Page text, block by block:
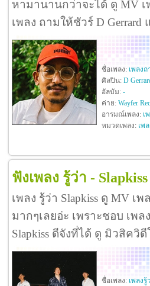
หามานานกว่าจะได้ ดู MV เ
เพลง ถามให้ชัวร์ D Gerrard
ชื่อเพลง: เพลง
ศิลปิน: D
อัลบัม: -
ค่าย: Wayfer
อารมณ์เพลง: เ
หมวดเพลง: เพ
ฟังเพลง รู้ว่า - Slapkiss
เพลง รู้ว่า Slapkiss ดู MV เพ
มากๆเลยอ่ะ เพราะชอบ เพ
Slapkiss ดีจังที่ได้ ดู มิวสิควิ
ชื่อเพลง: เพลงรู้